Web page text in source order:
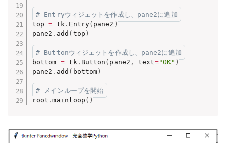
# Entryウィジェットを作成し、pane2に追加
top = tk . Entry( pane2 )
pane2 . add ( top )
# Buttonウィジェットを作成し、pane2に追加
bottom = tk. Button ( pane2 , text="OK" )
pane2 . add ( bottom )
# メインループを開始
root .mainloop ( )